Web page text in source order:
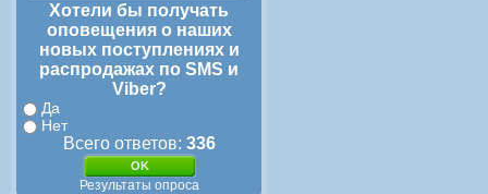
Хотели бы получать
оповещения о наших
новых поступлениях и
распродажах по SMS и
Viber?
Да
Нет
Всего ответов: 336
Результаты опроса